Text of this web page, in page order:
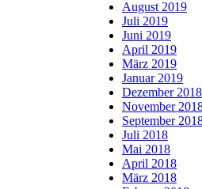
August 2019
Juli 2019
Juni 2019
April 2019
März 2019
Januar 2019
Dezember 2018
November
September
Juli 2018
Mai 2018
April 2018
März 2018